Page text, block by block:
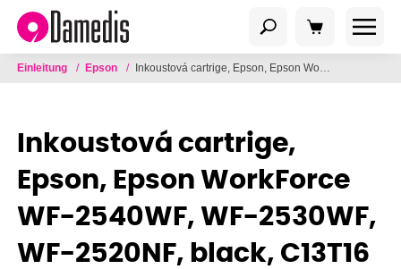
Einleitung / Epson / Inkoustová cartrige, Epson, Epson WorkForce WF-2540WF, WF-2530WF, WF-2520NF, black, C13T16
Inkoustová cartrige,
Epson, Epson WorkForce
WF-2540WF, WF-2530WF,
WF-2520NF, black, C13T16